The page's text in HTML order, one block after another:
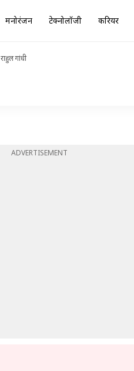
मनोरंजन टेक्नोलॉजी करियर
राहुल गांधी
ADVERTISEMENT